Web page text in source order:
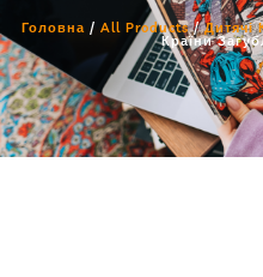
Головна / All Products/Дитячі
Країни